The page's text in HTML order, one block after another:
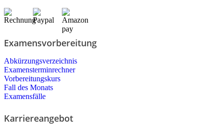
Examensvorbereitung
Abkürzungsverzeichnis
Examensterminrechner
Vorbereitungskurs
Fall des Monats
Examensfälle
Karriereangebot